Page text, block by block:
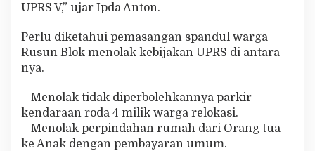
UPRS V,” ujar Ipda Anton.
Perlu diketahui pemasangan spandul warga
Rusun Blok menolak kebijakan UPRS di antara
nya.
– Menolak tidak diperbolehkannya parkir
kendaraan roda 4 milik warga relokasi.
– Menolak perpindahan rumah dari Orang tua
ke Anak dengan pembayaran umum.